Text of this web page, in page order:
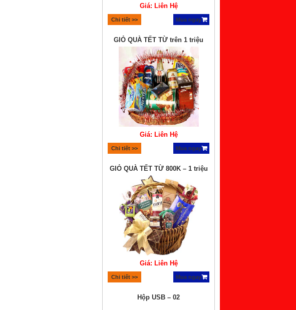
Giá: Liên Hệ
Chi tiết >> Mua ngay
GIỎ QUÀ TẾT TỪ trên 1 triệu
Giá: Liên Hệ
Chi tiết >> Mua ngay
GIỎ QUÀ TẾT TỪ 800K – 1 triệu
Giá: Liên Hệ
Chi tiết >> Mua ngay
Hộp USB – 02